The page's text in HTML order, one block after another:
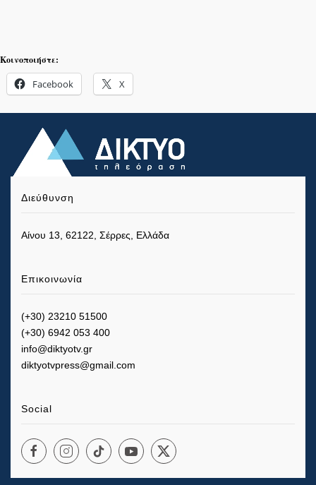
Κοινοποιήστε:
Facebook X
Διεύθυνση
Αίνου 13, 62122, Σέρρες, Ελλάδα
Επικοινωνία
(+30) 23210 51500
(+30) 6942 053 400
info@diktyotv.gr
diktyotvpress@gmail.com
Social